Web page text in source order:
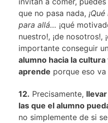
que no pasa nada,
para allá… ¡qué
nuestro!, ¡de nosotros!,
importante conseguir
alumno hacia la cultura
aprende porque eso
12. Precisamente,
las que el alumno
no simplemente de si